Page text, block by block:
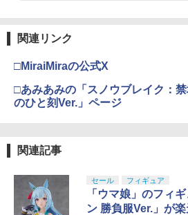
関連リンク
□MiraiMiraの公式X
□あみあみの「スノウブレイク：
のひと刻Ver.」ページ
関連記事
セール フィギュア
「ウマ娘」のフィ
ン 勝負服Ver.」が